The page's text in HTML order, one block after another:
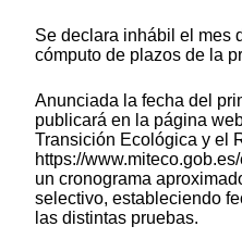
Se declara inhábil el mes
cómputo de plazos de la
Anunciada la fecha del
publicará en la página
Transición Ecológica y el
https://
un cronograma
selectivo, estableciendo
las distintas pruebas.